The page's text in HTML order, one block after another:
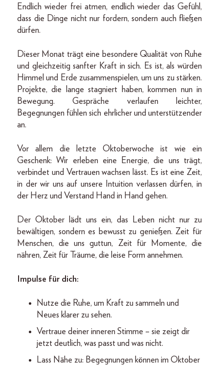
Endlich wieder frei atmen, endlich wieder das Gefühl,
dass die Dinge nicht nur fordern, sondern auch fließen
dürfen.
Dieser Monat trägt eine besondere Qualität von Ruhe
und gleichzeitig sanfter Kraft in sich. Es ist, als würden
Himmel und Erde zusammenspielen, um uns zu stärken.
Projekte, die lange stagniert haben, kommen nun in
Bewegung. Gespräche verlaufen leichter,
Begegnungen fühlen sich ehrlicher und unterstützender
an.
Vor allem die letzte Oktoberwoche ist wie ein
Geschenk: Wir erleben eine Energie, die uns trägt,
verbindet und Vertrauen wachsen lässt. Es ist eine Zeit,
in der wir uns auf unsere Intuition verlassen dürfen, in
der Herz und Verstand Hand in Hand gehen.
Der Oktober lädt uns ein, das Leben nicht nur zu
bewältigen, sondern es bewusst zu genießen. Zeit für
Menschen, die uns guttun, Zeit für Momente, die
nähren, Zeit für Träume, die leise Form annehmen.
Impulse für dich:
Nutze die Ruhe, um Kraft zu sammeln und
Neues klarer zu sehen.
Vertraue deiner inneren Stimme – sie zeigt dir
jetzt deutlich, was passt und was nicht.
Lass Nähe zu: Begegnungen können im Oktober